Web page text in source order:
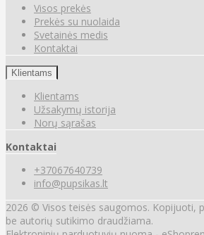
Visos prekės
Prekės su nuolaida
Svetainės medis
Kontaktai
Klientams
Klientams
Užsakymų istorija
Norų sąrašas
Kontaktai
+37067640739
info@pupsikas.lt
2026 © Visos teisės saugomos. Kopijuoti,
be autorių sutikimo draudžiama.